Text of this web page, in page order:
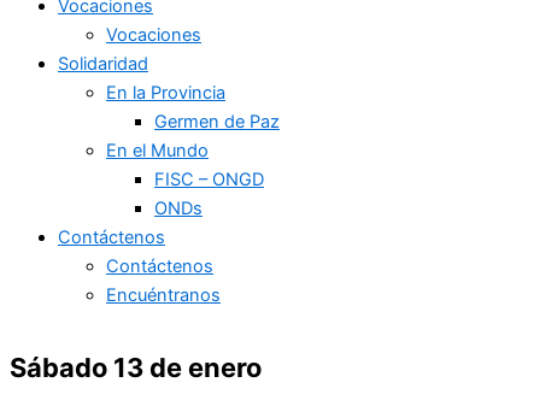
Vocaciones
Vocaciones
Solidaridad
En la Provincia
Germen de Paz
En el Mundo
FISC – ONGD
ONDs
Contáctenos
Contáctenos
Encuéntranos
Sábado 13 de enero